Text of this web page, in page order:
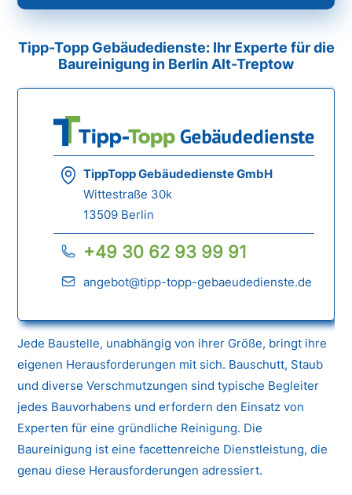
Tipp-Topp Gebäudedienste: Ihr Experte für die
Baureinigung in Berlin Alt-Treptow
TippTopp Gebäudedienste GmbH
Wittestraße 30k
13509 Berlin
+49 30 62 93 99 91
angebot@tipp-topp-gebaeudedienste.de
Jede Baustelle, unabhängig von ihrer Größe, bringt ihre
eigenen Herausforderungen mit sich. Bauschutt, Staub
und diverse Verschmutzungen sind typische Begleiter
jedes Bauvorhabens und erfordern den Einsatz von
Experten für eine gründliche Reinigung. Die
Baureinigung ist eine facettenreiche Dienstleistung, die
genau diese Herausforderungen adressiert.